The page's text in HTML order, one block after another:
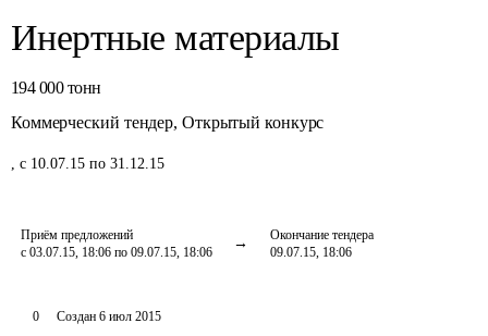
Инертные материалы
194 000 тонн
Коммерческий тендер, Открытый конкурс
, с 10.07.15 по 31.12.15
Приём предложений
с 03.07.15, 18:06 по 09.07.15, 18:06
Окончание тендера
09.07.15, 18:06
0 Создан 6 июл 2015